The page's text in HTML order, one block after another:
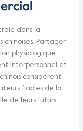
dans la
chinoises. Partager
physiologique
interpersonnel et
considèrent
fiables de la
de leurs futurs